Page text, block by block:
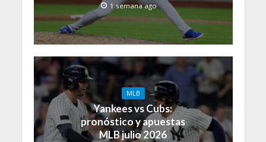
1 semana ago
MLB
Yankees vs Cubs:
pronóstico y apuestas
MLB julio 2026